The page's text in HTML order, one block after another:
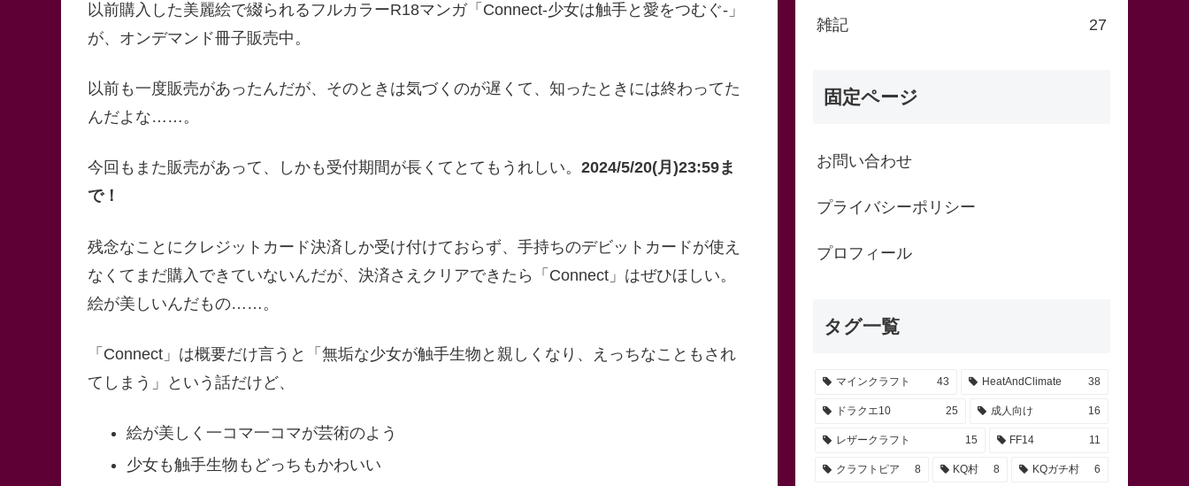
以前購入した美麗絵で綴られるフルカラーR18マンガ「Connect-少女は触手と愛をつむぐ-」
が、オンデマンド冊子販売中。
以前も一度販売があったんだが、そのときは気づくのが遅くて、知ったときには終わってた
んだよな……。
今回もまた販売があって、しかも受付期間が長くてとてもうれしい。 2024/5/20(月)23:59ま
で！
残念なことにクレジットカード決済しか受け付けておらず、手持ちのデビットカードが使え
なくてまだ購入できていないんだが、決済さえクリアできたら「Connect」はぜひほしい。
絵が美しいんだもの……。
「Connect」は概要だけ言うと「無垢な少女が触手生物と親しくなり、えっちなこともされ
てしまう」という話だけど、
絵が美しく一コマ一コマが芸術のよう
少女も触手生物もどっちもかわいい
雑記 27
固定ページ
お問い合わせ
プライバシーポリシー
プロフィール
タグ一覧
マインクラフト 43 HeatAndClimate 38
ドラクエ10 25 成人向け 16
レザークラフト 15 FF14 11
クラフトピア 8 KQ村 8 KQガチ村 6